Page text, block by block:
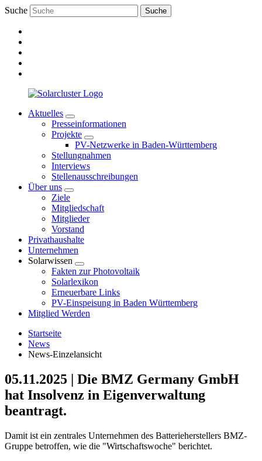
Suche Suche
Aktuelles
Presseinformationen
Projekte
PV-Netzwerke in Baden-Württemberg
Stellungnahmen
Interviews
Stellenausschreibungen
Über uns
Ziele
Mitgliedschaft
Mitglieder
Vorstand
Privathaushalte
Unternehmen
Solarwissen
Fakten zur Photovoltaik
Solarlexikon
Erneuerbare Links
PV-Einspeisung in Baden Württemberg
Mitglied Werden
Startseite
News
News-Einzelansicht
05.11.2025 | Die BMZ Germany GmbH
hat Insolvenz in Eigenverwaltung
beantragt.
Damit ist ein zentrales Unternehmen des Batterieherstellers BMZ-
Gruppe betroffen, wie die "Wirtschaftswoche" berichtet.